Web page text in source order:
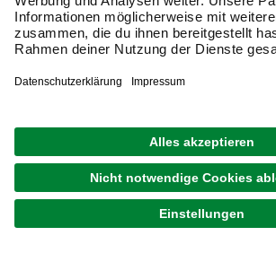
BBQs bist, hast Du sicher einen
Garten stehen. Damit dieser lange
eine Grillabdeckung im Sommer gegen
Regen sowie im Winter gegen Eis und
exakt zu den Abmessungen Deines
findest Du online diverse
auf ein bestimmtes Grill-Modell
musst Du nichts mehr abmessen und